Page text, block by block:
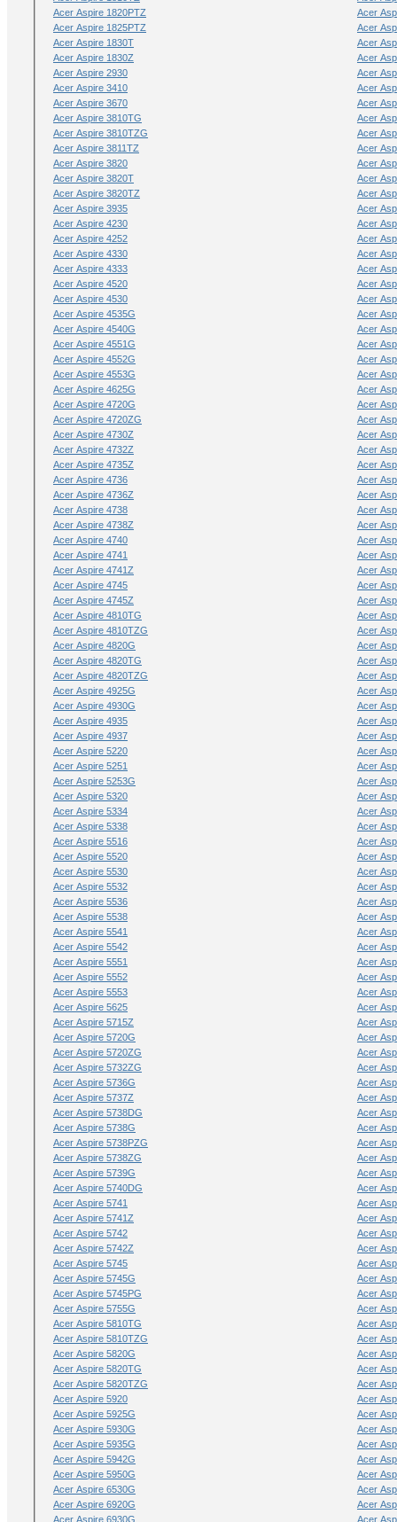
Acer Aspire 1820PTZ
Acer
Acer Aspire 1825PTZ
Acer
Acer Aspire 1830T
Acer
Acer Aspire 1830Z
Acer
Acer Aspire 2930
Acer
Acer Aspire 3410
Acer
Acer Aspire 3670
Acer
Acer Aspire 3810TG
Acer
Acer Aspire 3810TZG
Acer
Acer Aspire 3811TZ
Acer
Acer Aspire 3820
Acer
Acer Aspire 3820T
Acer
Acer Aspire 3820TZ
Acer
Acer Aspire 3935
Acer
Acer Aspire 4230
Acer
Acer Aspire 4252
Acer
Acer Aspire 4330
Acer
Acer Aspire 4333
Acer
Acer Aspire 4520
Acer
Acer Aspire 4530
Acer
Acer Aspire 4535G
Acer
Acer Aspire 4540G
Acer
Acer Aspire 4551G
Acer
Acer Aspire 4552G
Acer
Acer Aspire 4553G
Acer
Acer Aspire 4625G
Acer
Acer Aspire 4720G
Acer
Acer Aspire 4720ZG
Acer
Acer Aspire 4730Z
Acer
Acer Aspire 4732Z
Acer
Acer Aspire 4735Z
Acer
Acer Aspire 4736
Acer
Acer Aspire 4736Z
Acer
Acer Aspire 4738
Acer
Acer Aspire 4738Z
Acer
Acer Aspire 4740
Acer
Acer Aspire 4741
Acer
Acer Aspire 4741Z
Acer
Acer Aspire 4745
Acer
Acer Aspire 4745Z
Acer
Acer Aspire 4810TG
Acer
Acer Aspire 4810TZG
Acer
Acer Aspire 4820G
Acer
Acer Aspire 4820TG
Acer
Acer Aspire 4820TZG
Acer
Acer Aspire 4925G
Acer
Acer Aspire 4930G
Acer
Acer Aspire 4935
Acer
Acer Aspire 4937
Acer
Acer Aspire 5220
Acer
Acer Aspire 5251
Acer
Acer Aspire 5253G
Acer
Acer Aspire 5320
Acer
Acer Aspire 5334
Acer
Acer Aspire 5338
Acer
Acer Aspire 5516
Acer
Acer Aspire 5520
Acer
Acer Aspire 5530
Acer
Acer Aspire 5532
Acer
Acer Aspire 5536
Acer
Acer Aspire 5538
Acer
Acer Aspire 5541
Acer
Acer Aspire 5542
Acer
Acer Aspire 5551
Acer
Acer Aspire 5552
Acer
Acer Aspire 5553
Acer
Acer Aspire 5625
Acer
Acer Aspire 5715Z
Acer
Acer Aspire 5720G
Acer
Acer Aspire 5720ZG
Acer
Acer Aspire 5732ZG
Acer
Acer Aspire 5736G
Acer
Acer Aspire 5737Z
Acer
Acer Aspire 5738DG
Acer
Acer Aspire 5738G
Acer
Acer Aspire 5738PZG
Acer
Acer Aspire 5738ZG
Acer
Acer Aspire 5739G
Acer
Acer Aspire 5740DG
Acer
Acer Aspire 5741
Acer
Acer Aspire 5741Z
Acer
Acer Aspire 5742
Acer
Acer Aspire 5742Z
Acer
Acer Aspire 5745
Acer
Acer Aspire 5745G
Acer
Acer Aspire 5745PG
Acer
Acer Aspire 5755G
Acer
Acer Aspire 5810TG
Acer
Acer Aspire 5810TZG
Acer
Acer Aspire 5820G
Acer
Acer Aspire 5820TG
Acer
Acer Aspire 5820TZG
Acer
Acer Aspire 5920
Acer
Acer Aspire 5925G
Acer
Acer Aspire 5930G
Acer
Acer Aspire 5935G
Acer
Acer Aspire 5942G
Acer
Acer Aspire 5950G
Acer
Acer Aspire 6530G
Acer
Acer Aspire 6920G
Acer
Acer Aspire 6930G
Acer